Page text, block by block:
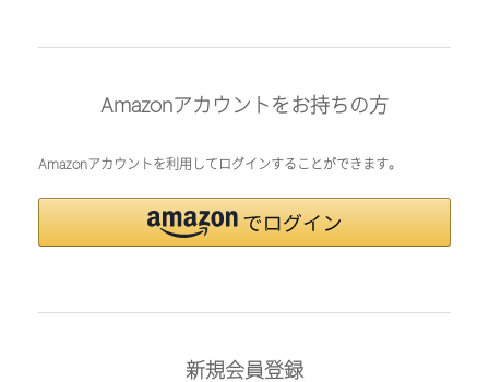
Amazonアカウントをお持ちの方
Amazonアカウントを利用してログインすることができます。
新規会員登録